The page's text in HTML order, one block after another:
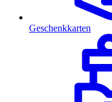
Geschenkkarten